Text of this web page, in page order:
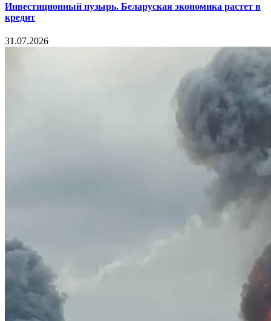
Инвестиционный пузырь. Беларуская экономика растет в
кредит
31.07.2026